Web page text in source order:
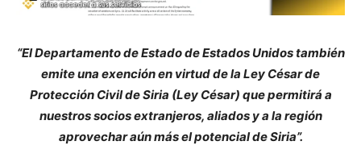
“El Departamento de Estado de Estados Unidos también
emite una exención en virtud de la Ley César de
Protección Civil de Siria (Ley César) que permitirá a
nuestros socios extranjeros, aliados y a la región
aprovechar aún más el potencial de Siria”.